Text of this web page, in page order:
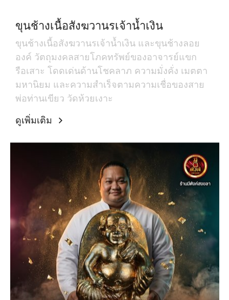
ขุนช้างเนื้อสังฆวานรเจ้าน้ำเงิน
ขุนช้างเนื้อสังฆวานรเจ้าน้ำเงิน และขุนช้างลอย
องค์ วัตถุมงคลสายโภคทรัพย์ของอาจารย์แขก
รือเสาะ โดดเด่นด้านโชคลาภ ความมั่งคั่ง เมตตา
มหานิยม และความสำเร็จตามความเชื่อของสาย
พ่อท่านเขียว วัดห้วยเงาะ
ดูเพิ่มเติม